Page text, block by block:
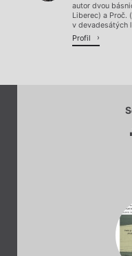
autor dvou
Liberec) a Proč.
v devadesátých
Profil